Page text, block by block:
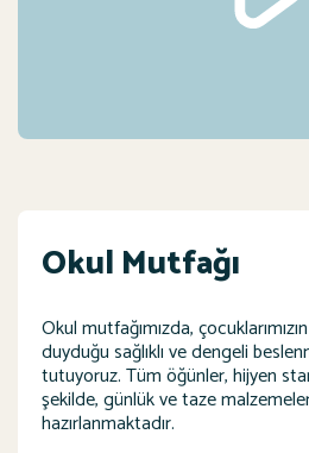
Okul Mutfağı
Okul mutfağımızda,
duyduğu sağlıklı ve dengeli
tutuyoruz. Tüm öğünler, hijyen
şekilde, günlük ve taze
hazırlanmaktadır.